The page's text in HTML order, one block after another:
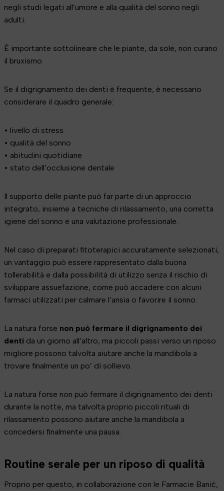
negli studi legati all’umore e alla qualità del sonno negli
adulti.
È importante sottolineare che le piante, da sole, non curano
il bruxismo.
Se il digrignamento dei denti è frequente, è necessario
considerare il quadro generale:
• livello di stress
• qualità del sonno
• abitudini quotidiane
• stato dell’occlusione dentale
Il supporto delle piante può far parte di un approccio
integrato, insieme a tecniche di rilassamento, una corretta
igiene del sonno e una valutazione professionale.
Nel caso di preparati fitoterapici accuratamente selezionati,
un vantaggio può essere rappresentato dalla buona
tollerabilità e dalla possibilità di utilizzo senza il rischio di
sviluppare assuefazione, come può accadere con alcuni
farmaci utilizzati per calmare l’ansia o favorire il sonno.
La natura forse non può fermare il digrignamento dei
denti da un giorno all’altro, ma piccoli passi verso un riposo
migliore possono talvolta aiutare anche la mandibola a
trovare finalmente un po’ di sollievo.
La natura forse non può fermare il digrignamento dei denti
durante la notte, ma talvolta proprio piccoli rituali di
rilassamento possono aiutare anche la mandibola a
concedersi finalmente una pausa.
Routine serale per un riposo di qualità
Proprio per questo, in collaborazione con le Farmacie Banić,